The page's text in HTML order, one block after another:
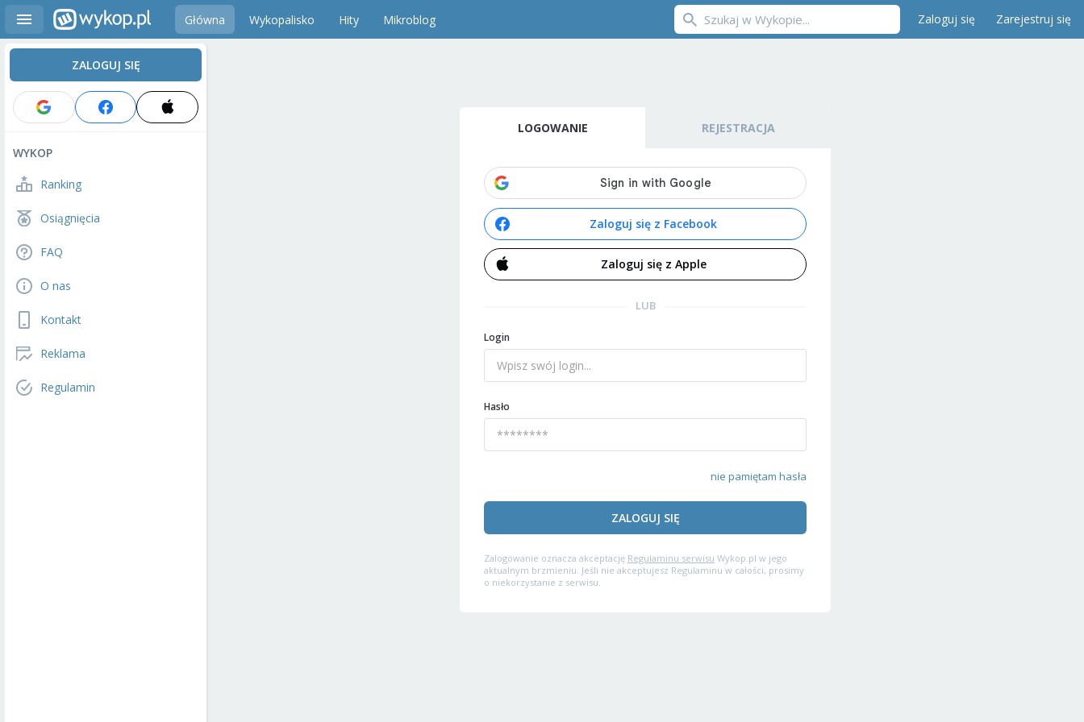
Główna Wykopalisko Hity Mikroblog Zaloguj się Zarejestruj się
ZALOGUJ SIĘ
WYKOP
Ranking
Osiągnięcia
FAQ
O nas
Kontakt
Reklama
Regulamin
LOGOWANIE REJESTRACJA
Zaloguj się z Facebook
Zaloguj się z Apple
LUB
Login
Hasło
nie pamiętam hasła
ZALOGUJ SIĘ
Zalogowanie oznacza akceptację Regulaminu serwisu Wykop.pl w jego
aktualnym brzmieniu. Jeśli nie akceptujesz Regulaminu w całości, prosimy
o niekorzystanie z serwisu.